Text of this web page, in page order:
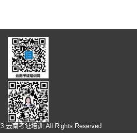
云南考证培训 All Rights Reserved